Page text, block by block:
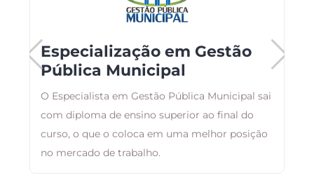
Especialização em Gestão
Pública Municipal
O Especialista em Gestão Pública Municipal sai
com diploma de ensino superior ao final do
curso, o que o coloca em uma melhor posição
no mercado de trabalho.